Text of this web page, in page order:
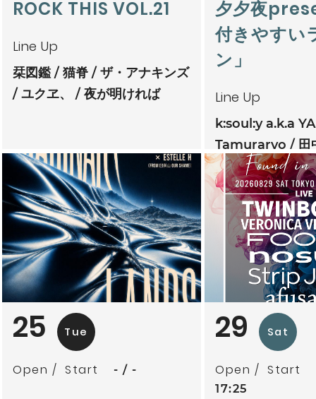
ROCK THIS VOL.21
Line Up
栞図鑑 猫脊
ザ・アナキンズ
ユクヱ、
夜が明ければ
夕夕夜
付きやすい
ン」
Line Up
k:soul:y a.k.a
Tamuraryo
田
mitoriz
杏仁ク
tsubatics + 松村
ケ無
夕夕夜
25 Tue
Open Start - -
29 Sat
Open Start
17:25